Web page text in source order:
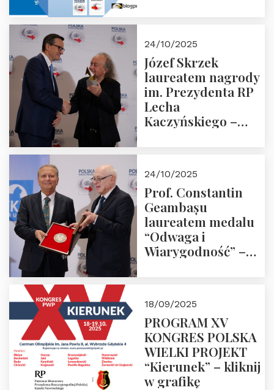
24/10/2025
Józef Skrzek
laureatem nagrody
im. Prezydenta RP
Lecha
Kaczyńskiego –
24/10/2025
Prof. Constantin
Geambașu
laureatem medalu
“Odwaga i
Wiarygodność” –
18/09/2025
PROGRAM XV
KONGRES POLSKA
WIELKI PROJEKT
“Kierunek” – kliknij
w grafikę